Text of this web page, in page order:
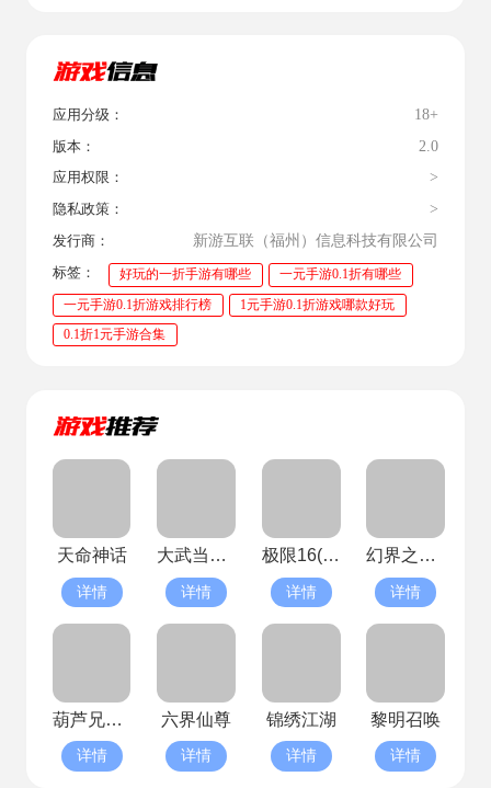
应用分级： 18+
版本： 2.0
应用权限： >
隐私政策： >
发行商： 新游互联（福州）信息科技有限公司
标签： 好玩的一折手游有哪些
一元手游0.1折有哪些
一元手游0.1折游戏排行榜
1元手游0.1折游戏哪款好玩
0.1折1元手游合集
天命神话
详情
大武当之剑
详情
极限16(已停服)
详情
幻界之境(已停服)
详情
葫芦兄弟七子降妖最新版(已停服)
详情
六界仙尊
详情
锦绣江湖
详情
黎明召唤
详情